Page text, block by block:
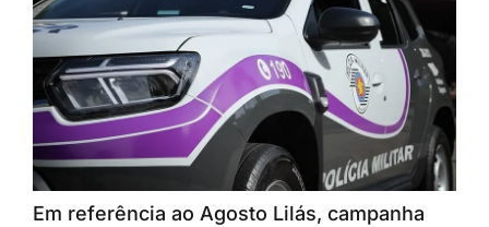
Em referência ao Agosto Lilás, campanha